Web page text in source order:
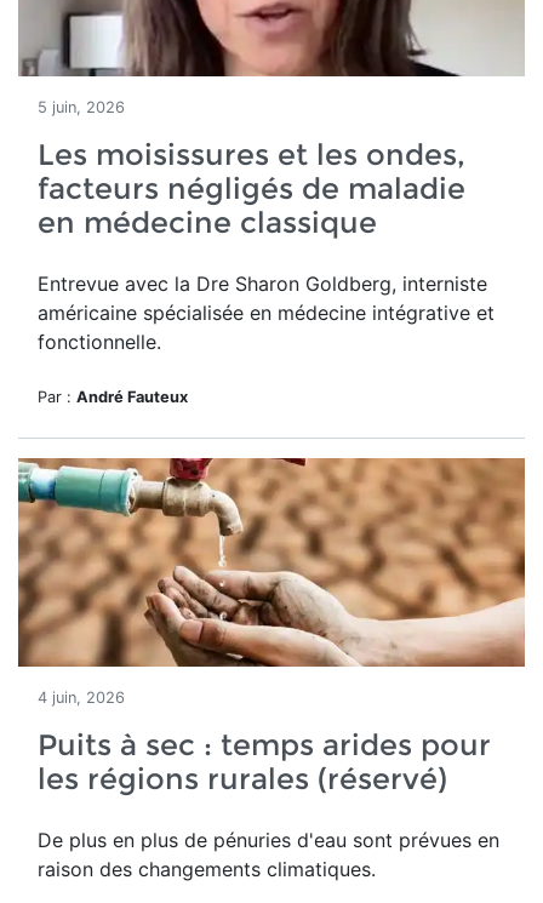
5 juin, 2026
Les moisissures et les ondes,
facteurs négligés de maladie
en médecine classique
Entrevue avec la Dre Sharon Goldberg, interniste
américaine spécialisée en médecine intégrative et
fonctionnelle.
Par : André Fauteux
4 juin, 2026
Puits à sec : temps arides pour
les régions rurales (réservé)
De plus en plus de pénuries d'eau sont prévues en
raison des changements climatiques.